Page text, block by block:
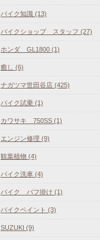
バイク知識 (13)
バイクショップ スタッフ (27)
ホンダ GL1800 (1)
癒し (6)
ナガツマ世田谷店 (425)
バイク試乗 (1)
カワサキ 750SS (1)
エンジン修理 (9)
観葉植物 (4)
バイク洗車 (4)
バイク バフ掛け (1)
バイクペイント (3)
SUZUKI (9)